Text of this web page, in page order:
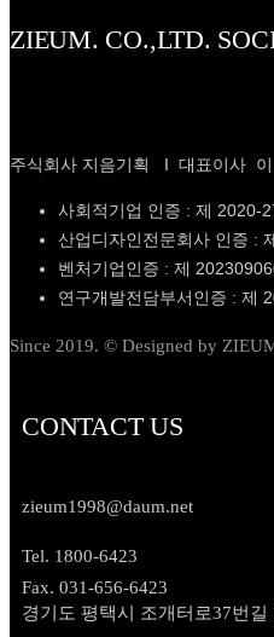
ZIEUM. CO.,LTD.
주식회사 지음기획 I 대표이사 이
사회적기업 인증 : 제 2020-
산업디자인전문회사 인증 :
벤처기업인증 : 제
연구개발전담부서인증 : 제
Since 2019. © Designed by
CONTACT US
zieum1998@daum.net
Tel. 1800-6423
Fax. 031-656-6423
경기도 평택시 조개터로37번길